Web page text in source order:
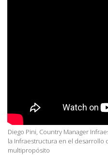
Diego Pini, Country Manager
la Infraestructura en el desarrollo
multipropósito